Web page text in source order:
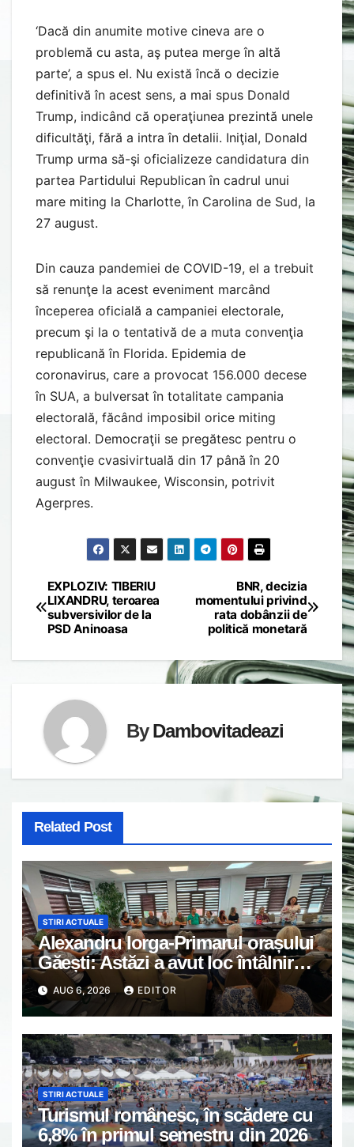
‘Dacă din anumite motive cineva are o
problemă cu asta, aş putea merge în altă
parte’, a spus el. Nu există încă o decizie
definitivă în acest sens, a mai spus Donald
Trump, indicând că operaţiunea prezintă unele
dificultăţi, fără a intra în detalii. Iniţial, Donald
Trump urma să-şi oficializeze candidatura din
partea Partidului Republican în cadrul unui
mare miting la Charlotte, în Carolina de Sud, la
27 august.
Din cauza pandemiei de COVID-19, el a trebuit
să renunţe la acest eveniment marcând
începerea oficială a campaniei electorale,
precum şi la o tentativă de a muta convenţia
republicană în Florida. Epidemia de
coronavirus, care a provocat 156.000 decese
în SUA, a bulversat în totalitate campania
electorală, făcând imposibil orice miting
electoral. Democraţii se pregătesc pentru o
convenţie cvasivirtuală din 17 până în 20
august în Milwaukee, Wisconsin, potrivit
Agerpres.
Post
navigation
BNR, decizia
momentului privind
rata dobânzii de
politică monetară
EXPLOZIV: TIBERIU
LIXANDRU, teroarea
subversivilor de la
PSD Aninoasa
ByDambovitadeazi
Related Post
STIRI ACTUALE
Alexandru Iorga-Primarul orașului
Găești: Astăzi a avut loc întâlnirea
de lucru cu reprezentanții
asociațiilor de proprietari din
Găești.
AUG 6, 2026 EDITOR
STIRI ACTUALE
Turismul românesc, în scădere cu
6,8% în primul semestru din 2026